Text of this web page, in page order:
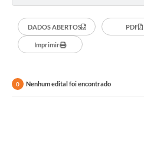
DADOS ABERTOS PDF
Imprimir
0 Nenhum edital foi encontrado